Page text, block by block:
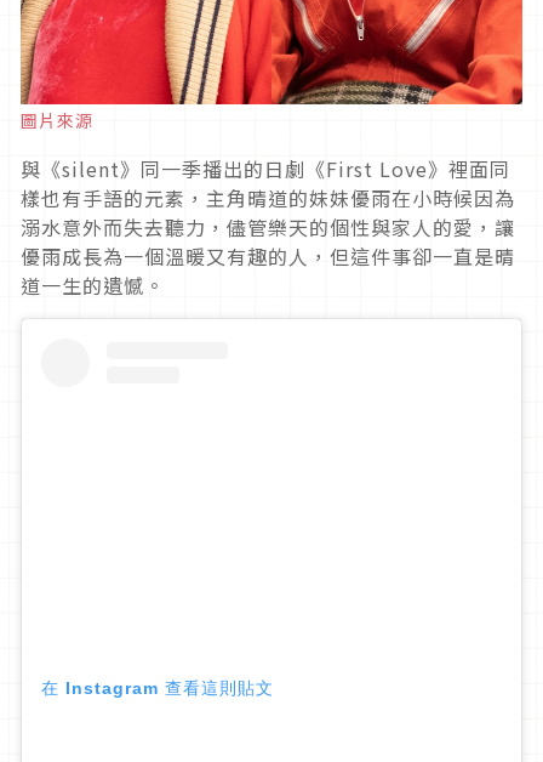
圖片來源
與《silent》同一季播出的日劇《First Love》裡面同
樣也有手語的元素，主角晴道的妹妹優雨在小時候因為
溺水意外而失去聽力，儘管樂天的個性與家人的愛，讓
優雨成長為一個溫暖又有趣的人，但這件事卻一直是晴
道一生的遺憾。
在 Instagram 查看這則貼文